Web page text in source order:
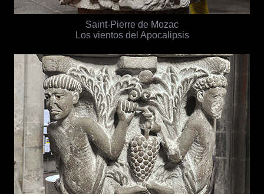
Saint-Pierre de Mozac
Los vientos del Apocalipsis